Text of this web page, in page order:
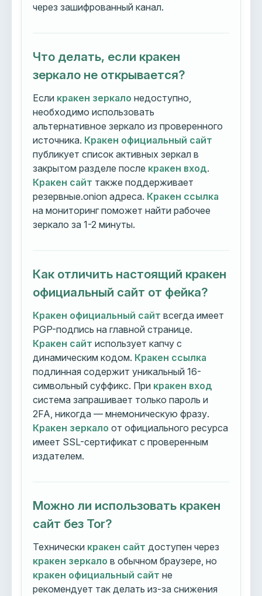
через зашифрованный канал.
Что делать, если кракен
зеркало не открывается?
Если кракен зеркало недоступно,
необходимо использовать
альтернативное зеркало из проверенного
источника. Кракен официальный сайт
публикует список активных зеркал в
закрытом разделе после кракен вход.
Кракен сайт также поддерживает
резервные.onion адреса. Кракен ссылка
на мониторинг поможет найти рабочее
зеркало за 1-2 минуты.
Как отличить настоящий кракен
официальный сайт от фейка?
Кракен официальный сайт всегда имеет
PGP-подпись на главной странице.
Кракен сайт использует капчу с
динамическим кодом. Кракен ссылка
подлинная содержит уникальный 16-
символьный суффикс. При кракен вход
система запрашивает только пароль и
2FA, никогда — мнемоническую фразу.
Кракен зеркало от официального ресурса
имеет SSL-сертификат с проверенным
издателем.
Можно ли использовать кракен
сайт без Tor?
Технически кракен сайт доступен через
кракен зеркало в обычном браузере, но
кракен официальный сайт не
рекомендует так делать из-за снижения